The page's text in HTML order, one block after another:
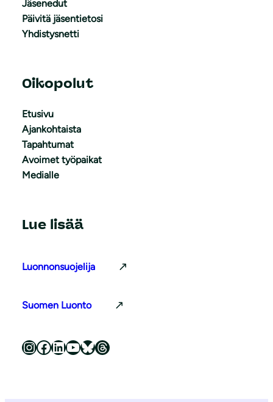
Jäsenedut
Päivitä jäsentietosi
Yhdistysnetti
Oikopolut
Etusivu
Ajankohtaista
Tapahtumat
Avoimet työpaikat
Medialle
Lue lisää
Luonnonsuojelija
Suomen Luonto
Luonnonsuojeluliitto Instagramissa Luonnonsuojeluliitto Facebookissa Luonnonsuojeluliitto LinkedInissä Luonnonsuojeluliiton YouTube-kanava Luonnonsuojeluliitto Blueskyssa Luonnonsuojeluliitto Threadsissa